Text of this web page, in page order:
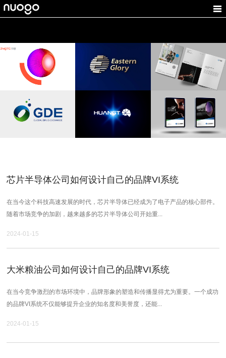
致摩科技
ZMOTG
logo设计，VI设计，品
全球药品交易
所
金融公司LOGO设
煌台光电
光电LOGO设计, 工业品
牌设计
南方天控
智能科技VI设计,家居
LOGO设计
CR-灿锐
光学VI设计,企业标志设
计
芯片半导体公司如何设计自己的品牌VI系统
在当今这个科技高速发展的时代，芯片半导体已经成为了电子产品的核心部件。
随着市场竞争的加剧，越来越多的芯片半导体公司开始重...
2024-01-15
大米粮油公司如何设计自己的品牌VI系统
在当今竞争激烈的市场环境中，品牌形象的塑造和传播显得尤为重要。一个成功
的品牌VI系统不仅能够提升企业的知名度和美誉度，还能...
2024-01-15